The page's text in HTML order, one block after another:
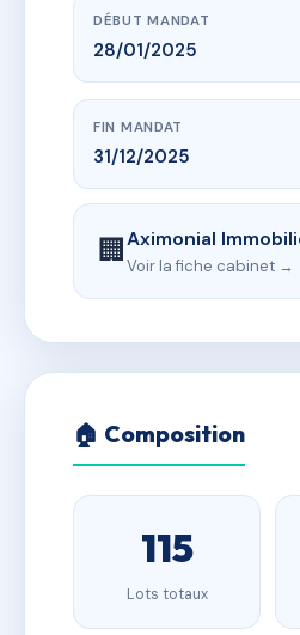
DÉBUT MANDAT
28/01/2025
FIN MANDAT
31/12/2025
🏢Aximonial
Voir la fiche cabinet →
🏠 Composition
115
Lots totaux